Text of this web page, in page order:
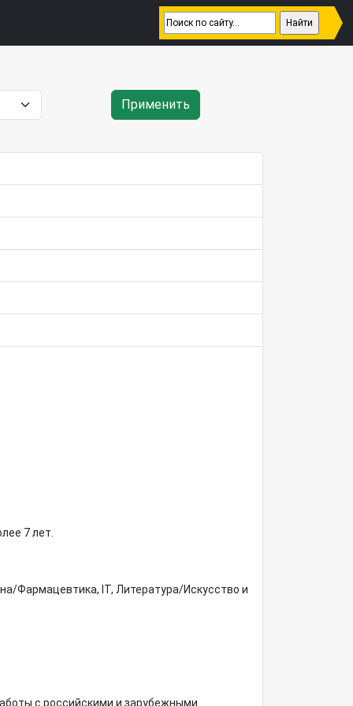
Применить
7 лет.
Фармацевтика, IT, Литература/Искусство и
с российскими и зарубежными